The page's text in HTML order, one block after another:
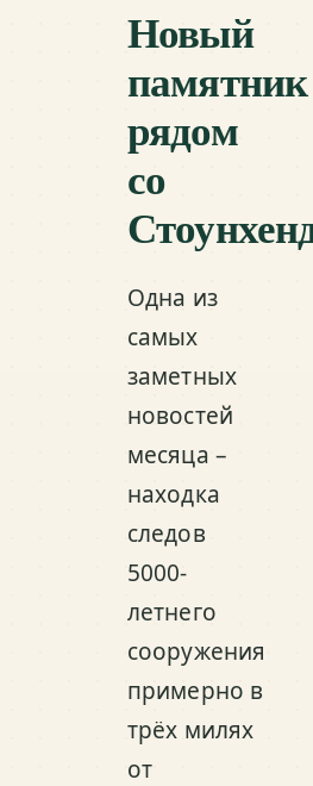
Новый
памятник
рядом
со
Одна из
самых
заметных
новостей
месяца –
находка
следов
5000-
летнего
сооружения
примерно в
трёх милях
от